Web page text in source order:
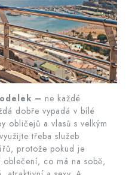
– ne každé
dobře vypadá v bílé
obličejů a vlasů s velkým
třeba služeb
protože pokud je
co má na sobě,